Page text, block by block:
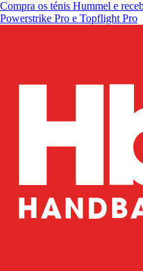
Compra os ténis Hummel e
Powerstrike Pro e Topflight Pro